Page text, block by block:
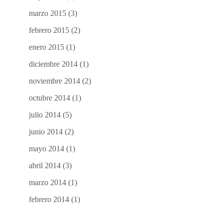
marzo 2015 (3)
febrero 2015 (2)
enero 2015 (1)
diciembre 2014 (1)
noviembre 2014 (2)
octubre 2014 (1)
julio 2014 (5)
junio 2014 (2)
mayo 2014 (1)
abril 2014 (3)
marzo 2014 (1)
febrero 2014 (1)